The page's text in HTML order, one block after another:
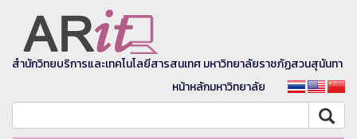
สำนักวิทยบริการและเทคโนโลยีสารสนเทศ มหาวิทยาลัยราชภัฏสวนสุนันทา
หน้าหลักมหาวิทยาลัย